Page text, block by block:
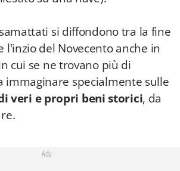
si diffondono tra la fine
l'inzio del Novecento anche in
cui se ne trovano più di
immaginare specialmente sulle
veri e propri beni storici, da
Adv